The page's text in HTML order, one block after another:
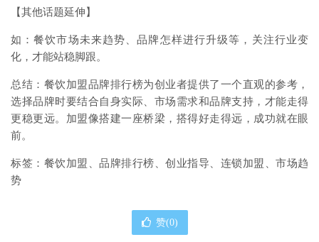
【其他话题延伸】
如：餐饮市场未来趋势、品牌怎样进行升级等，关注行业变
化，才能站稳脚跟。
总结：餐饮加盟品牌排行榜为创业者提供了一个直观的参考，
选择品牌时要结合自身实际、市场需求和品牌支持，才能走得
更稳更远。加盟像搭建一座桥梁，搭得好走得远，成功就在眼
前。
标签：餐饮加盟、品牌排行榜、创业指导、连锁加盟、市场趋
势
赞(0)